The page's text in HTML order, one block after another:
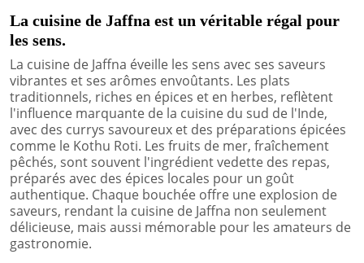
La cuisine de Jaffna est un véritable régal pour
les sens.
La cuisine de Jaffna éveille les sens avec ses saveurs
vibrantes et ses arômes envoûtants. Les plats
traditionnels, riches en épices et en herbes, reflètent
l'influence marquante de la cuisine du sud de l'Inde,
avec des currys savoureux et des préparations épicées
comme le Kothu Roti. Les fruits de mer, fraîchement
pêchés, sont souvent l'ingrédient vedette des repas,
préparés avec des épices locales pour un goût
authentique. Chaque bouchée offre une explosion de
saveurs, rendant la cuisine de Jaffna non seulement
délicieuse, mais aussi mémorable pour les amateurs de
gastronomie.